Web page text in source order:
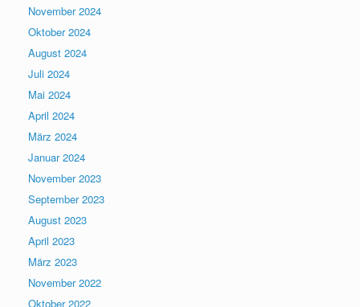
November 2024
Oktober 2024
August 2024
Juli 2024
Mai 2024
April 2024
März 2024
Januar 2024
November 2023
September 2023
August 2023
April 2023
März 2023
November 2022
Oktober 2022